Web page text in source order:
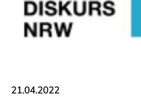
21.04.2022